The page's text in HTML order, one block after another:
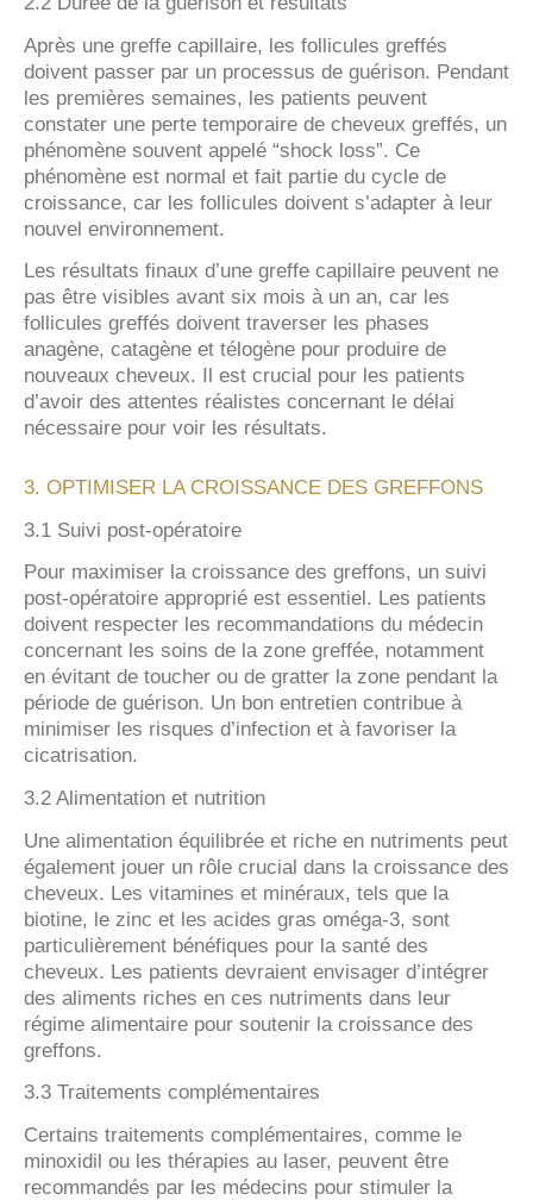
Après une greffe capillaire, les follicules greffés
doivent passer par un processus de guérison. Pendant
les premières semaines, les patients peuvent
constater une perte temporaire de cheveux greffés, un
phénomène souvent appelé “shock loss”. Ce
phénomène est normal et fait partie du cycle de
croissance, car les follicules doivent s’adapter à leur
nouvel environnement.
Les résultats finaux d’une greffe capillaire peuvent ne
pas être visibles avant six mois à un an, car les
follicules greffés doivent traverser les phases
anagène, catagène et télogène pour produire de
nouveaux cheveux. Il est crucial pour les patients
d’avoir des attentes réalistes concernant le délai
nécessaire pour voir les résultats.
3. OPTIMISER LA CROISSANCE DES GREFFONS
3.1 Suivi post-opératoire
Pour maximiser la croissance des greffons, un suivi
post-opératoire approprié est essentiel. Les patients
doivent respecter les recommandations du médecin
concernant les soins de la zone greffée, notamment
en évitant de toucher ou de gratter la zone pendant la
période de guérison. Un bon entretien contribue à
minimiser les risques d’infection et à favoriser la
cicatrisation.
3.2 Alimentation et nutrition
Une alimentation équilibrée et riche en nutriments peut
également jouer un rôle crucial dans la croissance des
cheveux. Les vitamines et minéraux, tels que la
biotine, le zinc et les acides gras oméga-3, sont
particulièrement bénéfiques pour la santé des
cheveux. Les patients devraient envisager d’intégrer
des aliments riches en ces nutriments dans leur
régime alimentaire pour soutenir la croissance des
greffons.
3.3 Traitements complémentaires
Certains traitements complémentaires, comme le
minoxidil ou les thérapies au laser, peuvent être
recommandés par les médecins pour stimuler la